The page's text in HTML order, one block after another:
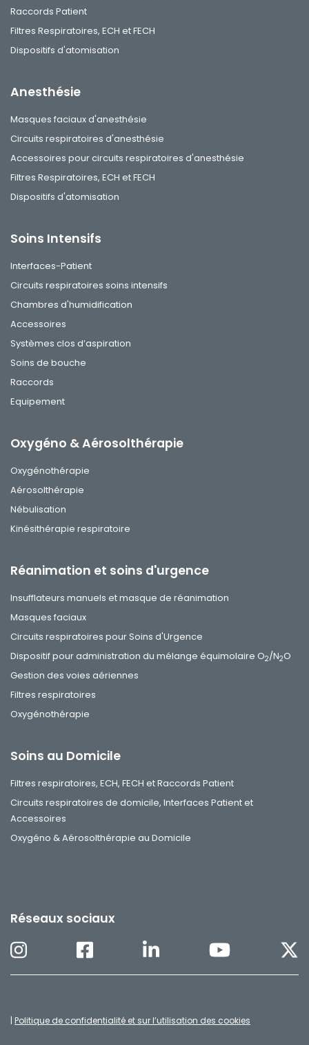
Raccords Patient
Filtres Respiratoires, ECH et FECH
Dispositifs d'atomisation
Anesthésie
Masques faciaux d'anesthésie
Circuits respiratoires d'anesthésie
Accessoires pour circuits respiratoires d'anesthésie
Filtres Respiratoires, ECH et FECH
Dispositifs d'atomisation
Soins Intensifs
Interfaces-Patient
Circuits respiratoires soins intensifs
Chambres d'humidification
Accessoires
Systèmes clos d’aspiration
Soins de bouche
Raccords
Equipement
Oxygéno & Aérosolthérapie
Oxygénothérapie
Aérosolthérapie
Nébulisation
Kinésithérapie respiratoire
Réanimation et soins d'urgence
Insufflateurs manuels et masque de réanimation
Masques faciaux
Circuits respiratoires pour Soins d'Urgence
Dispositif pour administration du mélange équimolaire O2/N2O
Gestion des voies aériennes
Filtres respiratoires
Oxygénothérapie
Soins au Domicile
Filtres respiratoires, ECH, FECH et Raccords Patient
Circuits respiratoires de domicile, Interfaces Patient et
Accessoires
Oxygéno & Aérosolthérapie au Domicile
Réseaux sociaux
Politique de confidentialité et sur l’utilisation des cookies